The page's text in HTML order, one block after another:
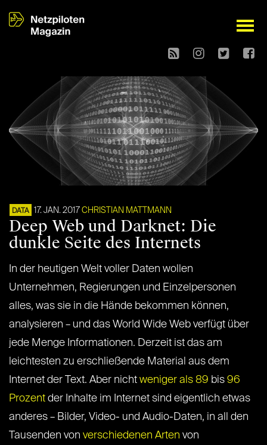
open
DATA 17. JAN. 2017 CHRISTIAN MATTMANN
Deep Web und Darknet: Die
dunkle Seite des Internets
In der heutigen Welt voller Daten wollen
Unternehmen, Regierungen und Einzelpersonen
alles, was sie in die Hände bekommen können,
analysieren – und das World Wide Web verfügt über
jede Menge Informationen. Derzeit ist das am
leichtesten zu erschließende Material aus dem
Internet der Text. Aber nicht weniger als 89 bis 96
Prozent der Inhalte im Internet sind eigentlich etwas
anderes – Bilder, Video- und Audio-Daten, in all den
Tausenden von verschiedenen Arten von